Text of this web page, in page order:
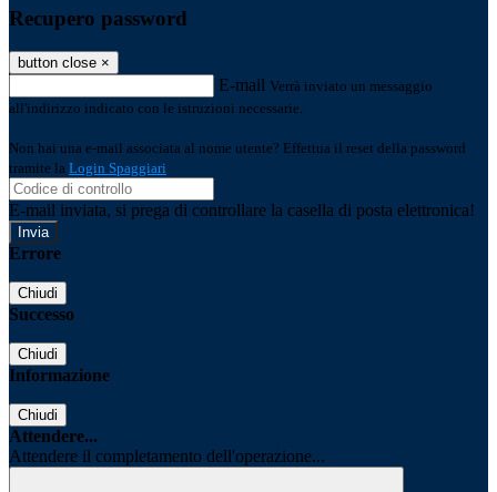
Recupero password
button close ×
E-mail Verrà inviato un messaggio
all'indirizzo indicato con le istruzioni necessarie.
Non hai una e-mail associata al nome utente? Effettua il reset della password
tramite la Login Spaggiari
E-mail inviata, si prega di controllare la casella di posta elettronica!
Errore
Chiudi
Successo
Chiudi
Informazione
Chiudi
Attendere...
Attendere il completamento dell'operazione...